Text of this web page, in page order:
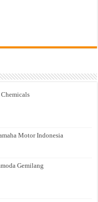
Motor Indonesia
Gemilang